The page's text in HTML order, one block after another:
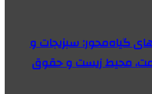
گیاه‌محور: سبزیجات و
محیط زیست و حقوق